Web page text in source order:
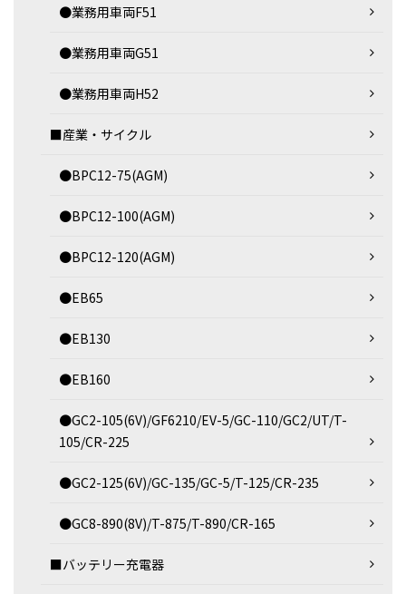
●業務用車両F51
●業務用車両G51
●業務用車両H52
■産業・サイクル
●BPC12-75(AGM)
●BPC12-100(AGM)
●BPC12-120(AGM)
●EB65
●EB130
●EB160
●GC2-105(6V)/GF6210/EV-5/GC-110/GC2/UT/T-
105/CR-225
●GC2-125(6V)/GC-135/GC-5/T-125/CR-235
●GC8-890(8V)/T-875/T-890/CR-165
■バッテリー充電器